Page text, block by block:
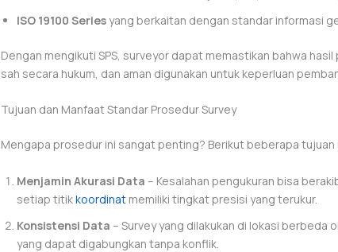
ISO 19100 Series yang berkaitan dengan standar informasi
Dengan mengikuti SPS, surveyor dapat memastikan bahwa
sah secara hukum, dan aman digunakan untuk keperluan
Tujuan dan Manfaat Standar Prosedur Survey
Mengapa prosedur ini sangat penting? Berikut beberapa tujuan
Menjamin Akurasi Data – Kesalahan pengukuran bisa
setiap titikkoordinat memiliki tingkat presisi yang terukur.
Konsistensi Data – Survey yang dilakukan di lokasi
yang dapat digabungkan tanpa konflik.